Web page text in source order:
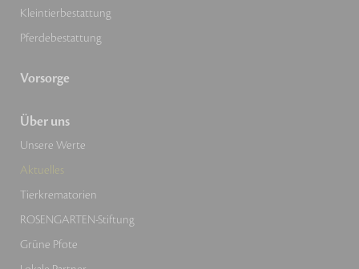
Kleintierbestattung
Pferdebestattung
Vorsorge
Über uns
Unsere Werte
Aktuelles
Tierkrematorien
ROSENGARTEN-Stiftung
Grüne Pfote